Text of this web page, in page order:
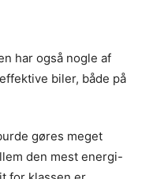
har også nogle af
biler, både på
gøres meget
den mest energi-